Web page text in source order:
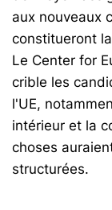
aux nouveaux
constitueront
Le Center for
crible les
l'UE,
intérieur et la
choses
structurées.